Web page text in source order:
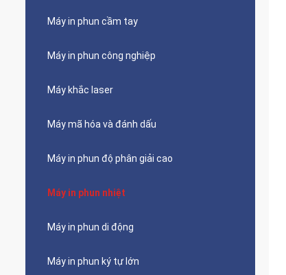
Máy in phun cầm tay
Máy in phun công nghiệp
Máy khắc laser
Máy mã hóa và đánh dấu
Máy in phun độ phân giải cao
Máy in phun nhiệt
Máy in phun di động
Máy in phun ký tự lớn